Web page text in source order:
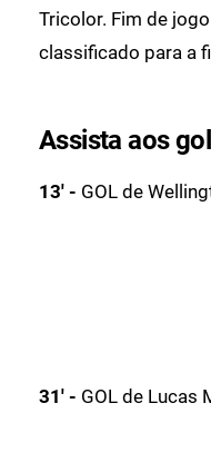
Tricolor. Fim de
classificado para a
Assista aos
13' - GOL de
31' - GOL de Lucas